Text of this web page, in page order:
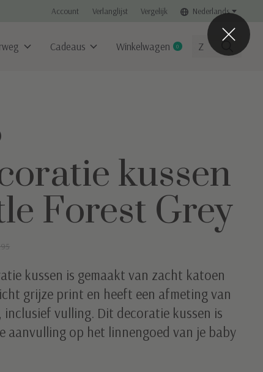
Account Verlanglijst Vergelijk Nederlands
Cadeaus Winkelwagen 0items
kussen
Forest Grey
kussen is gemaakt van zacht katoen
grijze print en heeft een afmeting van
inclusief vulling. Dit decoratie kussen is
aanvulling op het linnengoed van je baby